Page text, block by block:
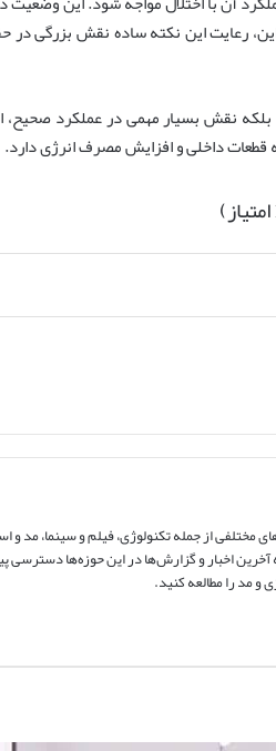
رعایت این نکته ساده نقش بزرگی در
نقش بسیار مهمی در عملکرد صحیح،
داخلی و افزایش مصرف انرژی دارد.
از جمله تکنولوژی، فیلم و سینما، مد و
اخبار و گزارش‌ها در این حوزه‌ها دسترسی
و مد را مطالعه کنید.